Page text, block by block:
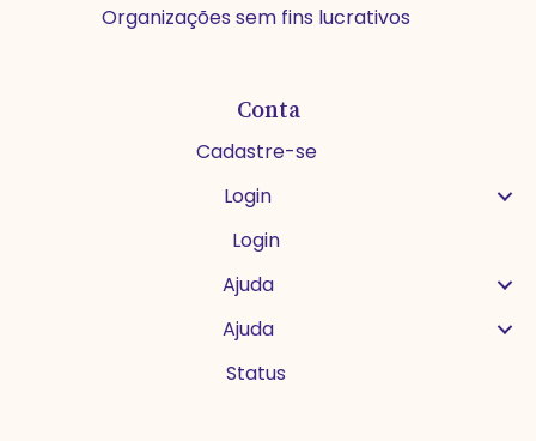
Organizações sem fins lucrativos
Conta
Cadastre-se
Login
Login
Ajuda
Ajuda
Status